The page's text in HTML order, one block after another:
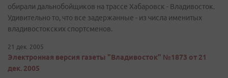
обирали дальнобойщиков на трассе Хабаровск - Владивосток.
Удивительно то, что все задержанные - из числа именитых
владивостокских спортсменов.
21 дек. 2005
Электронная версия газеты "Владивосток" №1873 от 21
дек. 2005